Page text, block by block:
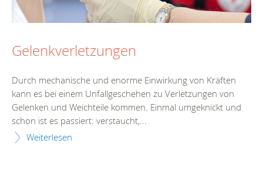
Gelenkverletzungen
Durch mechanische und enorme Einwirkung von Kräften
kann es bei einem Unfallgeschehen zu Verletzungen von
Gelenken und Weichteile kommen. Einmal umgeknickt und
schon ist es passiert: verstaucht,...
Weiterlesen